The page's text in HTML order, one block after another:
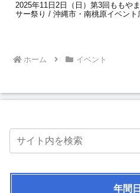
2025年11日2日（日）第3回ももや
サー祭り / 沖縄市・南桃原イベント
ホーム イベント
年間